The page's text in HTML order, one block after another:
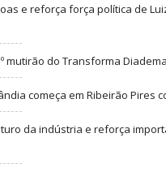
e reforça força política de
mutirão do Transforma
começa em Ribeirão Pires
da indústria e reforça